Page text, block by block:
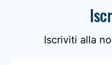
Iscriviti alla